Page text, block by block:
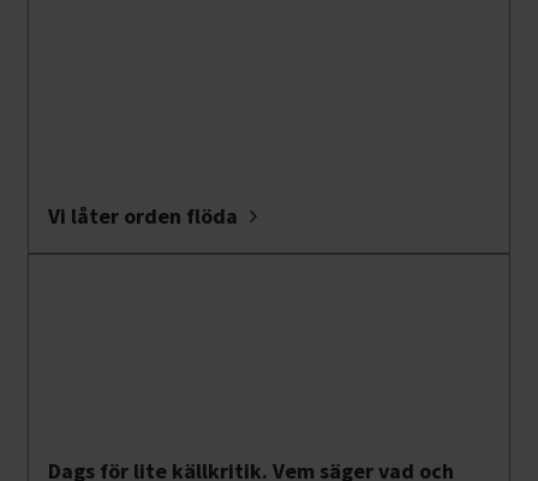
Vi låter orden flöda
Dags för lite källkritik. Vem säger vad och